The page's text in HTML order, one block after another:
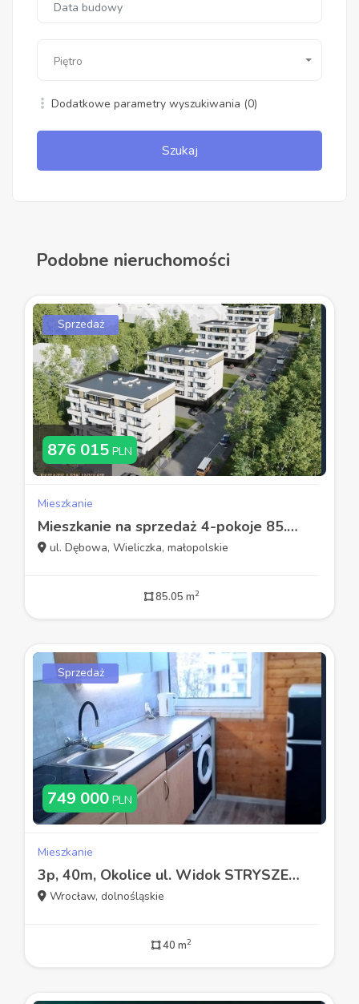
Piętro
Dodatkowe parametry wyszukiwania (0)
Szukaj
Podobne nieruchomości
Sprzedaż
876 015 PLN
Mieszkanie
Mieszkanie na sprzedaż 4-pokoje 85.05 m2
ul. Dębowa, Wieliczka, małopolskie
85.05 m2
Sprzedaż
749 000 PLN
Mieszkanie
3p, 40m, Okolice ul. Widok STRYSZEK/KOMÓRKA (Wrocław)
Wrocław, dolnośląskie
40 m2